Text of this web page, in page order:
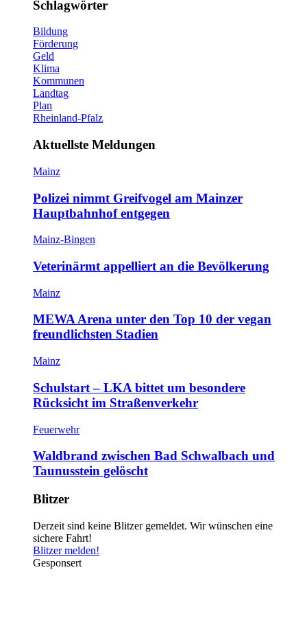
Schlagwörter
Bildung
Förderung
Geld
Klima
Kommunen
Landtag
Plan
Rheinland-Pfalz
Aktuellste Meldungen
Mainz
Polizei nimmt Greifvogel am Mainzer
Hauptbahnhof entgegen
Mainz-Bingen
Veterinärmt appelliert an die Bevölkerung
Mainz
MEWA Arena unter den Top 10 der vegan
freundlichsten Stadien
Mainz
Schulstart – LKA bittet um besondere
Rücksicht im Straßenverkehr
Feuerwehr
Waldbrand zwischen Bad Schwalbach und
Taunusstein gelöscht
Blitzer
Derzeit sind keine Blitzer gemeldet. Wir wünschen eine
sichere Fahrt!
Blitzer melden!
Gesponsert